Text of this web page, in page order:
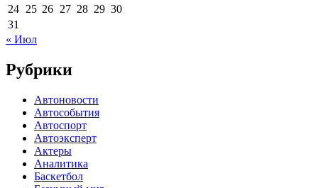
24 25 26 27 28 29 30
31
« Июл
Рубрики
Автоновости
Автособытия
Автоспорт
Автоэксперт
Актеры
Аналитика
Баскетбол